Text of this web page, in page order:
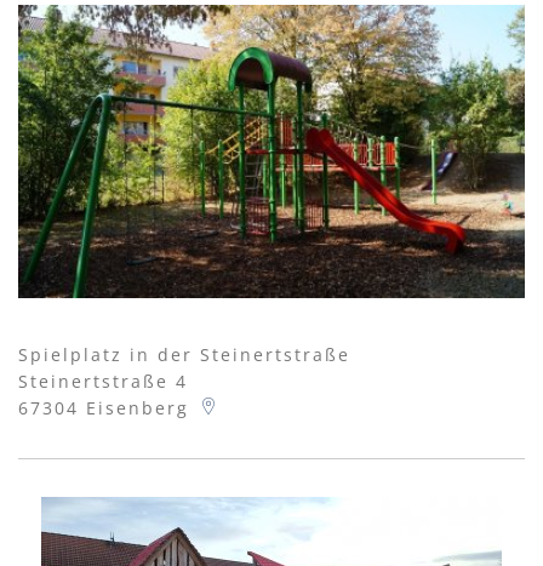
Spielplatz in der Steinertstraße
Steinertstraße 4
67304 Eisenberg